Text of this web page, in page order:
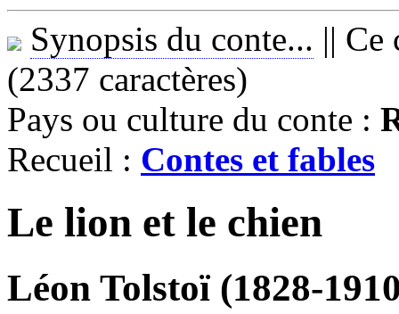
Synopsis du conte... || Ce
(2337 caractères)
Pays ou culture du conte :
Recueil : Contes et fables
Le lion et le chien
Léon Tolstoï (1828-